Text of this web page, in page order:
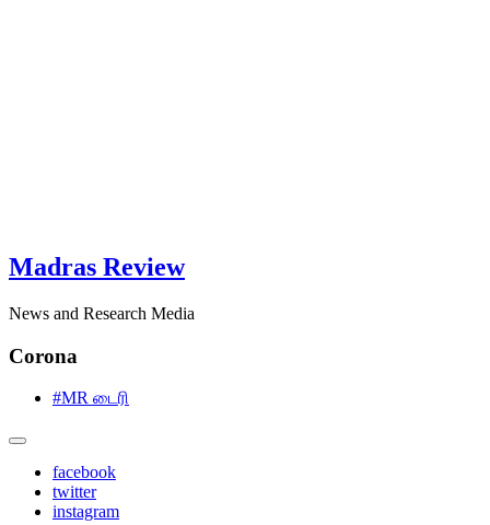
Madras Review
News and Research Media
Corona
#MR டைரி
facebook
twitter
instagram